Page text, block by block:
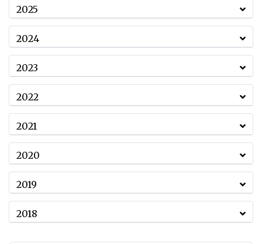
2025
2024
2023
2022
2021
2020
2019
2018